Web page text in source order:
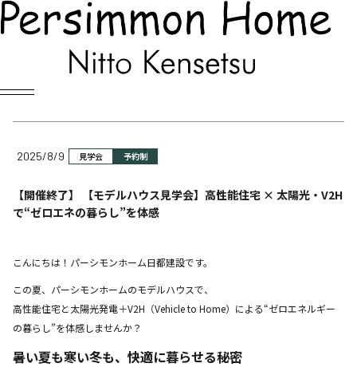
NEWSお知らせ
2025/8/9 見学会 予約制
【開催終了】 【モデルハウス見学会】高性能住宅 × 太陽光・V2H
で“ゼロエネの暮らし”を体感
こんにちは！パーシモンホーム日都建設です。
この夏、パーシモンホームのモデルハウスで、
高性能住宅と太陽光発電＋V2H（Vehicle to Home）による“ゼロエネルギー
の暮らし”を体感しませんか？
暑い夏も寒い冬も、快適に暮らせる秘密